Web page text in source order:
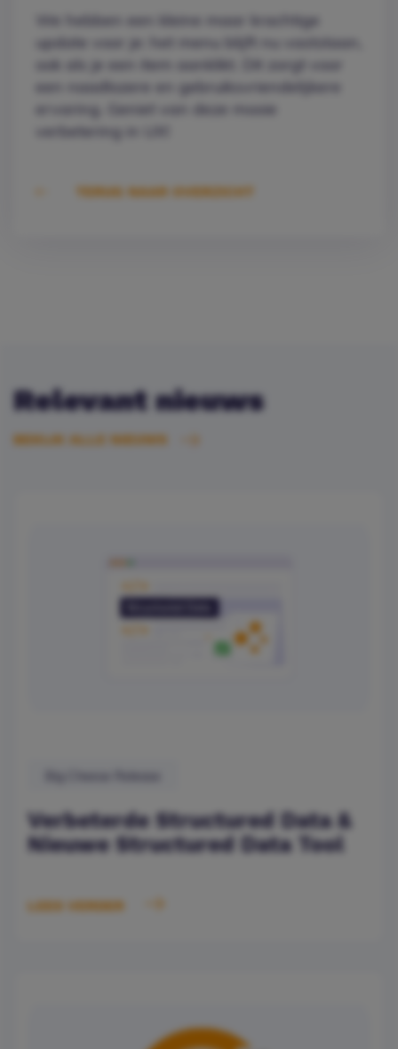
We hebben een kleine maar krachtige
update voor je: het menu blijft nu vaststaan,
ook als je een item aanklikt. Dit zorgt voor
een naadlozere en gebruiksvriendelijkere
ervaring. Geniet van deze mooie
verbetering in UX!
TERUG NAAR OVERZICHT
Relevant nieuws
BEKIJK ALLE NIEUWS
Verbeterde Structured Data &
Nieuwe Structured Data Tool
LEES VERDER